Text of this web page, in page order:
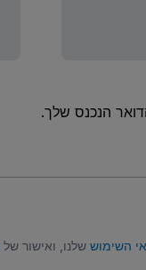
הנכנס שלך.
השימוש שלנו, ואישור של